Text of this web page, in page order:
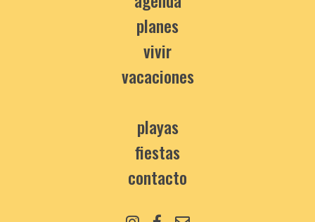
planes
vivir
vacaciones
playas
fiestas
contacto